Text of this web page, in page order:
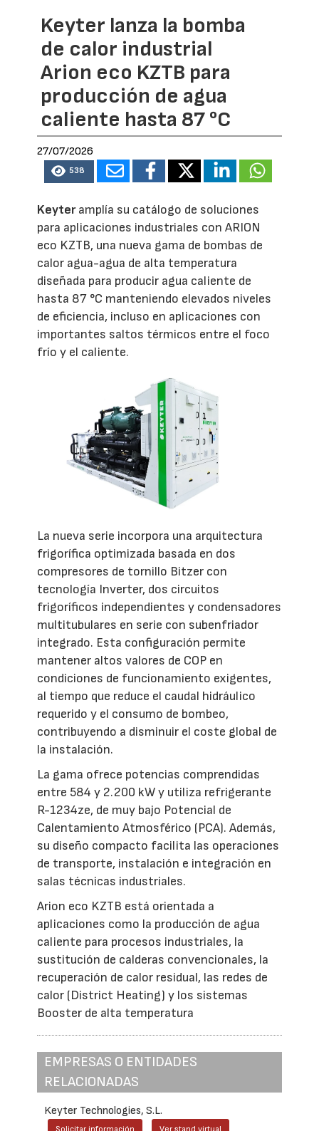
Keyter lanza la bomba
de calor industrial
Arion eco KZTB para
producción de agua
caliente hasta 87 °C
27/07/2026
538
Keyteramplía su catálogo de soluciones
para aplicaciones industriales con ARION
eco KZTB, una nueva gama de bombas de
calor agua-agua de alta temperatura
diseñada para producir agua caliente de
hasta 87 °C manteniendo elevados niveles
de eficiencia, incluso en aplicaciones con
importantes saltos térmicos entre el foco
frío y el caliente.
La nueva serie incorpora una arquitectura
frigorífica optimizada basada en dos
compresores de tornillo Bitzer con
tecnología Inverter, dos circuitos
frigoríficos independientes y condensadores
multitubulares en serie con subenfriador
integrado. Esta configuración permite
mantener altos valores de COP en
condiciones de funcionamiento exigentes,
al tiempo que reduce el caudal hidráulico
requerido y el consumo de bombeo,
contribuyendo a disminuir el coste global de
la instalación.
La gama ofrece potencias comprendidas
entre 584 y 2.200 kW y utiliza refrigerante
R-1234ze, de muy bajo Potencial de
Calentamiento Atmosférico (PCA). Además,
su diseño compacto facilita las operaciones
de transporte, instalación e integración en
salas técnicas industriales.
Arion eco KZTB está orientada a
aplicaciones como la producción de agua
caliente para procesos industriales, la
sustitución de calderas convencionales, la
recuperación de calor residual, las redes de
calor (District Heating) y los sistemas
Booster de alta temperatura
EMPRESAS O ENTIDADES
RELACIONADAS
Keyter Technologies, S.L.